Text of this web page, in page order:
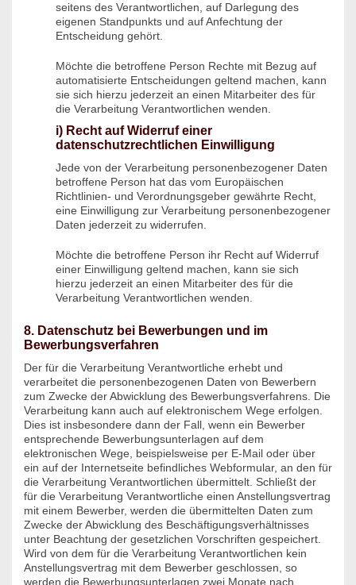
seitens des Verantwortlichen, auf Darlegung des
eigenen Standpunkts und auf Anfechtung der
Entscheidung gehört.
Möchte die betroffene Person Rechte mit Bezug auf
automatisierte Entscheidungen geltend machen, kann
sie sich hierzu jederzeit an einen Mitarbeiter des für
die Verarbeitung Verantwortlichen wenden.
i) Recht auf Widerruf einer
datenschutzrechtlichen Einwilligung
Jede von der Verarbeitung personenbezogener Daten
betroffene Person hat das vom Europäischen
Richtlinien- und Verordnungsgeber gewährte Recht,
eine Einwilligung zur Verarbeitung personenbezogener
Daten jederzeit zu widerrufen.
Möchte die betroffene Person ihr Recht auf Widerruf
einer Einwilligung geltend machen, kann sie sich
hierzu jederzeit an einen Mitarbeiter des für die
Verarbeitung Verantwortlichen wenden.
8. Datenschutz bei Bewerbungen und im
Bewerbungsverfahren
Der für die Verarbeitung Verantwortliche erhebt und
verarbeitet die personenbezogenen Daten von Bewerbern
zum Zwecke der Abwicklung des Bewerbungsverfahrens. Die
Verarbeitung kann auch auf elektronischem Wege erfolgen.
Dies ist insbesondere dann der Fall, wenn ein Bewerber
entsprechende Bewerbungsunterlagen auf dem
elektronischen Wege, beispielsweise per E-Mail oder über
ein auf der Internetseite befindliches Webformular, an den für
die Verarbeitung Verantwortlichen übermittelt. Schließt der
für die Verarbeitung Verantwortliche einen Anstellungsvertrag
mit einem Bewerber, werden die übermittelten Daten zum
Zwecke der Abwicklung des Beschäftigungsverhältnisses
unter Beachtung der gesetzlichen Vorschriften gespeichert.
Wird von dem für die Verarbeitung Verantwortlichen kein
Anstellungsvertrag mit dem Bewerber geschlossen, so
werden die Bewerbungsunterlagen zwei Monate nach